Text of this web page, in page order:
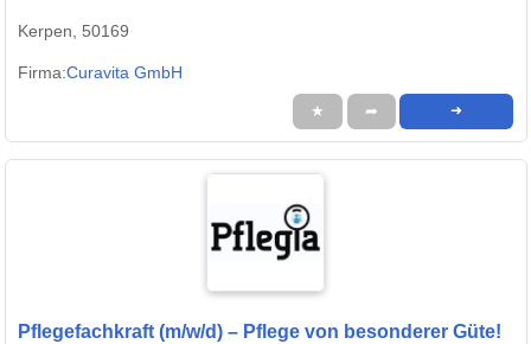
Kerpen, 50169
Firma:Curavita GmbH
★ ➦ ➜
Pflegefachkraft (m/w/d) – Pflege von besonderer Güte!